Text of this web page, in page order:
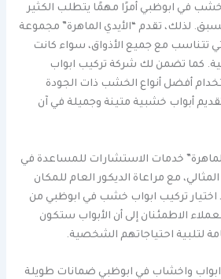
في ابوظبي أمرًا مهمًا يتطلب الكثير
لذلك، تقدم “الأيدي الماهرة” مجموعة
تتناسب مع جميع الأذواق، سواء كانت
كما تضمن لك شركة تركيب ابواب
أفضل أنواع الخشب ذات الجودة
أبواب خشبية متينة وجميلة في آن
خدمات الاستشارات للمساعدة في
مع مراعاة الديكور العام للمكان
اختيار تركيب ابواب خشب في ابوظبي من
الاطمئنان إلى أن الأبواب ستكون
لتلبية احتياجاتهم الشخصية.
ابواب واخشاب في ابوظبي ضمانات طويلة